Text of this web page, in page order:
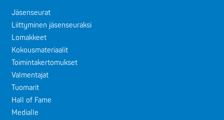
Jäsenseurat
Liittyminen jäsenseuraksi
Lomakkeet
Kokousmateriaalit
Toimintakertomukset
Valmentajat
Tuomarit
Hall of Fame
Medialle